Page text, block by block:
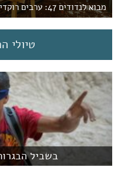
מבוא לנדודים 47: ערבים רוקדים
טיולי
בשביל